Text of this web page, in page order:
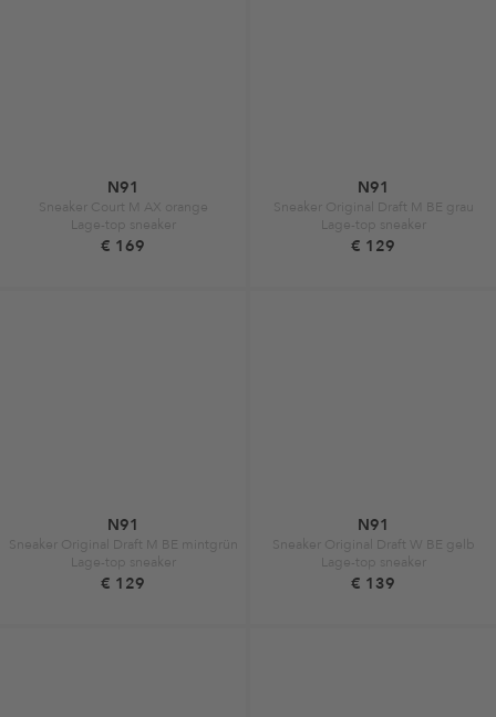
N91
Sneaker Court M AX orange
Lage-top sneaker
€ 169
N91
Sneaker Original Draft M BE grau
Lage-top sneaker
€ 129
N91
Sneaker Original Draft M BE mintgrün
Lage-top sneaker
€ 129
N91
Sneaker Original Draft W BE gelb
Lage-top sneaker
€ 139